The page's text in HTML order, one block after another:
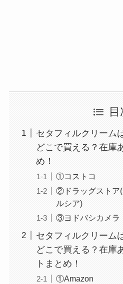
やべぇ旨いスパイスはどこ
目
セタフィルクリーム
どこで買える？在庫
め！
①コストコ
②ドラッグストア
ルシア)
③ヨドバシカメラ
セタフィルクリーム
どこで買える？在庫
トまとめ！
①Amazon